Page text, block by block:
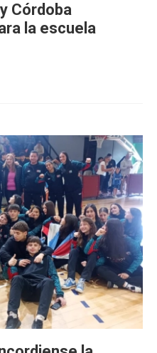
Córdoba
la escuela